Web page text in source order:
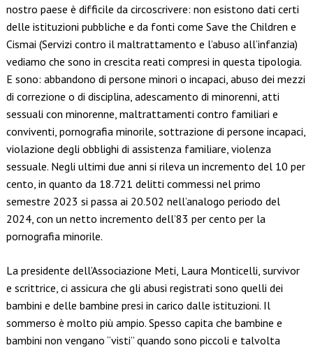
nostro paese è difficile da circoscrivere: non esistono dati certi
delle istituzioni pubbliche e da fonti come Save the Children e
Cismai (Servizi contro il maltrattamento e l’abuso all’infanzia)
vediamo che sono in crescita reati compresi in questa tipologia.
E sono: abbandono di persone minori o incapaci, abuso dei mezzi
di correzione o di disciplina, adescamento di minorenni, atti
sessuali con minorenne, maltrattamenti contro familiari e
conviventi, pornografia minorile, sottrazione di persone incapaci,
violazione degli obblighi di assistenza familiare, violenza
sessuale. Negli ultimi due anni si rileva un incremento del 10 per
cento, in quanto da 18.721 delitti commessi nel primo
semestre 2023 si passa ai 20.502 nell’analogo periodo del
2024, con un netto incremento dell’83 per cento per la
pornografia minorile.
La presidente dell’Associazione Meti, Laura Monticelli, survivor
e scrittrice, ci assicura che gli abusi registrati sono quelli dei
bambini e delle bambine presi in carico dalle istituzioni. Il
sommerso è molto più ampio. Spesso capita che bambine e
bambini non vengano “visti” quando sono piccoli e talvolta